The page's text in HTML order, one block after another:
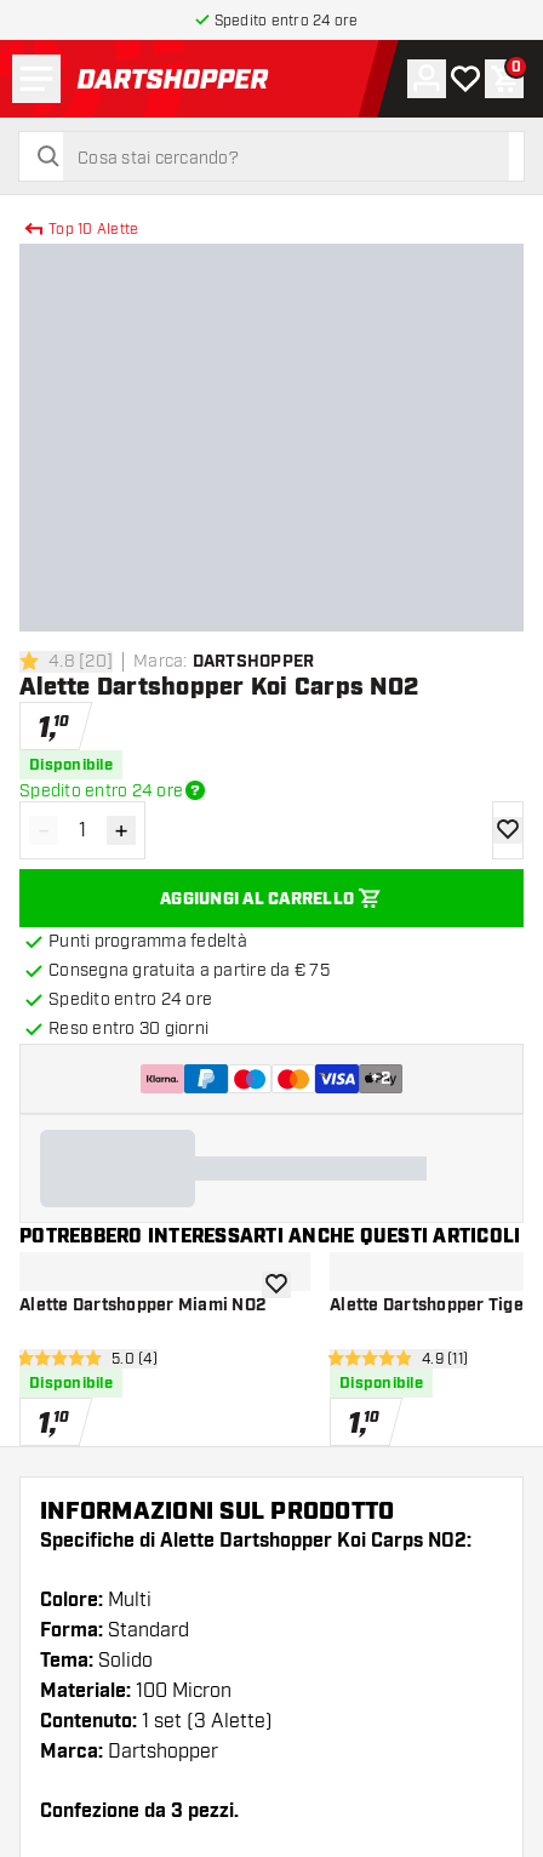
Spedito entro 24 ore
torna alla home page
cerca
cerca
Account
La mia0
Top 10 Alette
4.8 stelle di valutazione
4.8 [20] Marca: DARTSHOPPER
Alette Dartshopper Koi Carps NO2
1,10
Disponibile
Spedito entro 24 ore
Diminuisci quantità
- Aumenta quantità
+
AGGIUNGI AL CARRELLO
Punti programma fedeltà
Consegna gratuita a partire da € 75
Spedito entro 24 ore
Reso entro 30 giorni
+2
POTREBBERO INTERESSARTI ANCHE QUESTI ARTICOLI
Alette Dartshopper Miami NO2
apri pannello recensioni
5 stelle di valutazione
5.0 (4)
Disponibile
1,10
aggiungi alla lista dei desideri
Alette Dartshopper Tiger
apri pannello
4.9 stelle di valutazione
4.9 (11)
Disponibile
1,10
INFORMAZIONI SUL PRODOTTO
Specifiche di Alette Dartshopper Koi Carps NO2:
Colore: Multi
Forma: Standard
Tema: Solido
Materiale: 100 Micron
Contenuto: 1 set (3 Alette)
Marca: Dartshopper
Confezione da 3 pezzi.